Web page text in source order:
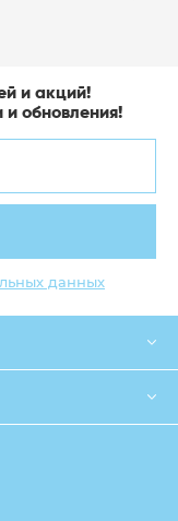
и акций!
обновления!
данных